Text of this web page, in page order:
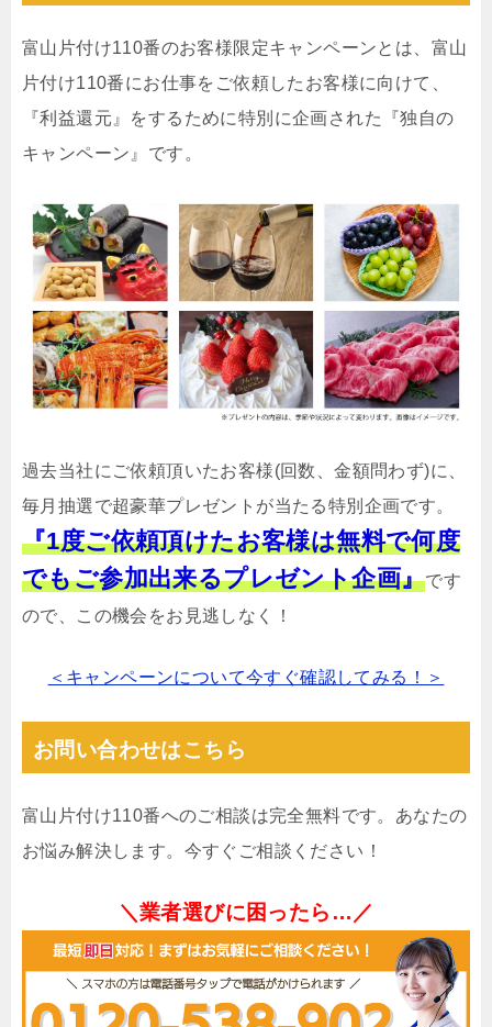
富山片付け110番のお客様限定キャンペーンとは、富山
片付け110番にお仕事をご依頼したお客様に向けて、
『利益還元』をするために特別に企画された『独自の
キャンペーン』です。
過去当社にご依頼頂いたお客様(回数、金額問わず)に、
毎月抽選で超豪華プレゼントが当たる特別企画です。
『1度ご依頼頂けたお客様は無料で何度
でもご参加出来るプレゼント企画』です
ので、この機会をお見逃しなく！
＜キャンペーンについて今すぐ確認してみる！＞
お問い合わせはこちら
富山片付け110番へのご相談は完全無料です。あなたの
お悩み解決します。今すぐご相談ください！
＼業者選びに困ったら…／